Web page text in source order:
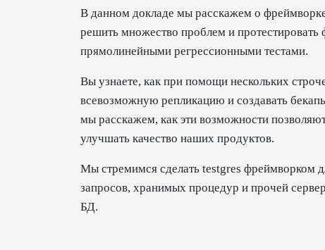
В данном докладе мы расскажем о
решить множество проблем и протестировать
прямолинейными регрессионными тестами.
Вы узнаете, как при помощи нескольких
всевозможную репликацию и создавать
мы расскажем, как эти возможности
улучшать качество наших продуктов.
Мы стремимся сделать testgres фреймворком
запросов, хранимых процедур и прочей
БД.